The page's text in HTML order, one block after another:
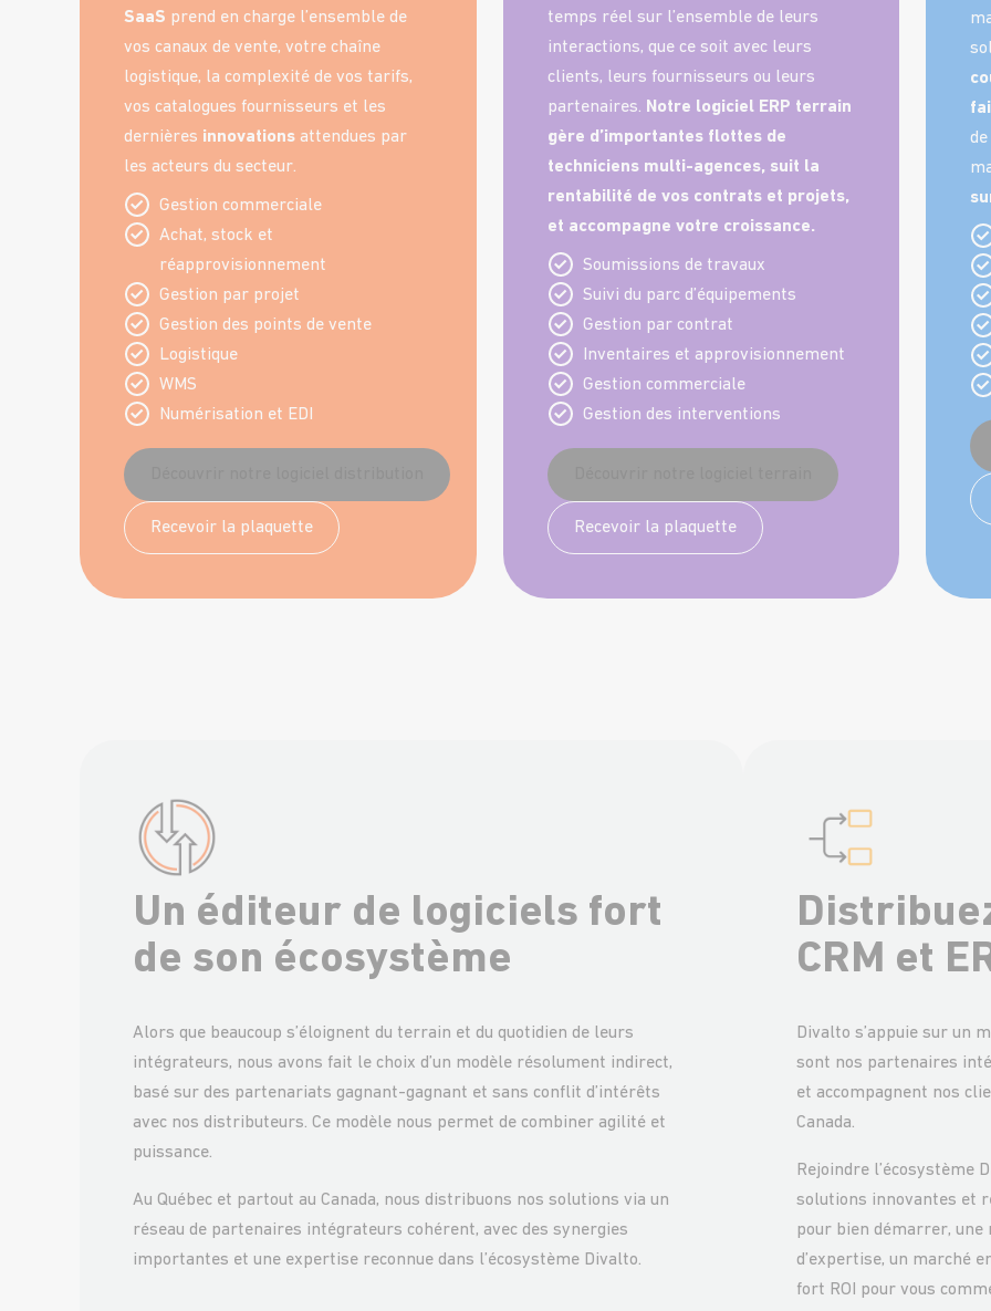
SaaS prend en charge l’ensemble de
vos canaux de vente, votre chaîne
logistique, la complexité de vos tarifs,
vos catalogues fournisseurs et les
dernières innovations attendues par
les acteurs du secteur.
Gestion commerciale
Achat, stock et
réapprovisionnement
Gestion par projet
Gestion des points de vente
Logistique
WMS
Numérisation et EDI
Recevoir la plaquette
temps réel sur l’ensemble de leurs
interactions, que ce soit avec leurs
clients, leurs fournisseurs ou leurs
partenaires. Notre logiciel ERP terrain
gère d’importantes flottes de
techniciens multi-agences, suit la
rentabilité de vos contrats et projets,
et accompagne votre croissance.
Soumissions de travaux
Suivi du parc d’équipements
Gestion par contrat
Inventaires et approvisionnement
Gestion commerciale
Gestion des interventions
Recevoir la plaquette
Un éditeur de logiciels fort
de son écosystème
Alors que beaucoup s’éloignent du terrain et du quotidien de leurs
intégrateurs, nous avons fait le choix d’un modèle résolument indirect,
basé sur des partenariats gagnant-gagnant et sans conflit d’intérêts
avec nos distributeurs. Ce modèle nous permet de combiner agilité et
puissance.
Au Québec et partout au Canada, nous distribuons nos solutions via un
réseau de partenaires intégrateurs cohérent, avec des synergies
importantes et une expertise reconnue dans l’écosystème Divalto.
CRM et
Divalto s’appuie sur un
sont nos partenaires
et accompagnent nos
Canada.
Rejoindre l’écosystème
solutions innovantes et
pour bien démarrer,
d’expertise, un marché
fort ROI pour vous